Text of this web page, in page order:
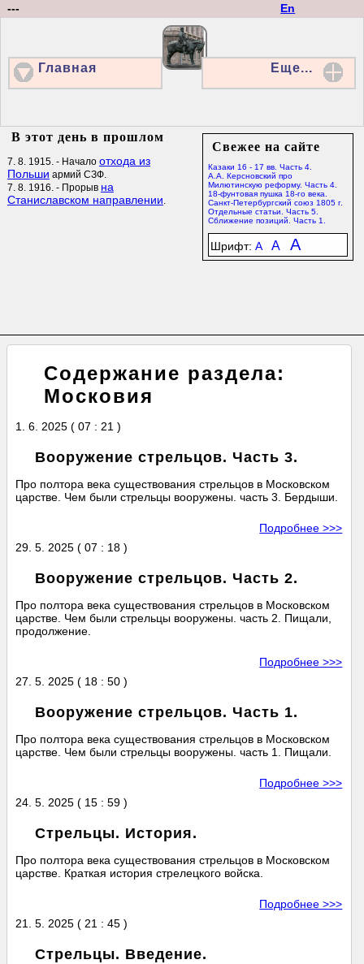
En
---
Главная Еще...
Свежее на сайте
Казаки 16 - 17 вв. Часть 4.
А.А. Керсновский про
Милютинскую реформу. Часть 4.
18-фунтовая пушка 18-го века.
Санкт-Петербургский союз 1805 г.
Отдельные статьи. Часть 5.
Сближение позиций. Часть 1.
Шрифт: A A A
В этот день в прошлом
7. 8. 1915. - Начало отхода из
Польши армий СЗФ.
7. 8. 1916. - Прорыв на
Станиславском направлении.
Содержание раздела:
Московия
1. 6. 2025 ( 07 : 21 )
Вооружение стрельцов. Часть 3.
Про полтора века существования стрельцов в Московском
царстве. Чем были стрельцы вооружены. часть 3. Бердыши.
Подробнее >>>
29. 5. 2025 ( 07 : 18 )
Вооружение стрельцов. Часть 2.
Про полтора века существования стрельцов в Московском
царстве. Чем были стрельцы вооружены. часть 2. Пищали,
продолжение.
Подробнее >>>
27. 5. 2025 ( 18 : 50 )
Вооружение стрельцов. Часть 1.
Про полтора века существования стрельцов в Московском
царстве. Чем были стрельцы вооружены. часть 1. Пищали.
Подробнее >>>
24. 5. 2025 ( 15 : 59 )
Стрельцы. История.
Про полтора века существования стрельцов в Московском
царстве. Краткая история стрелецкого войска.
Подробнее >>>
21. 5. 2025 ( 21 : 45 )
Стрельцы. Введение.